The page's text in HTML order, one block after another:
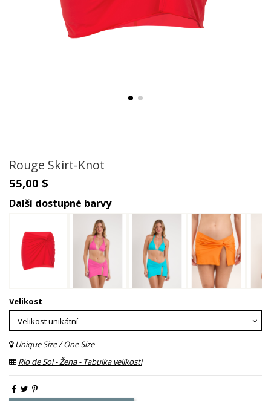
Rouge Skirt-Knot
55,00 $
Další dostupné barvy
Velikost
Unique Size / One Size
Rio de Sol - Žena - Tabulka velikostí